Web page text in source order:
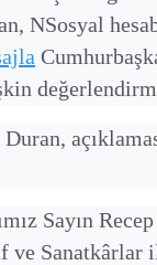
NSosyal
Sayın
ve Sanatkârlar